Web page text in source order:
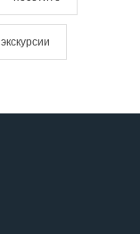
экскурсии